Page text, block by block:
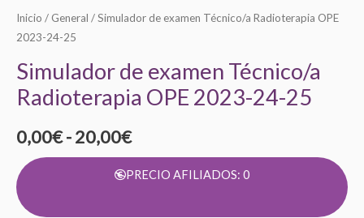
Inicio / General / Simulador de examen Técnico/a Radioterapia OPE
2023-24-25
Simulador de examen Técnico/a
Radioterapia OPE 2023-24-25
0,00€-20,00€
20,00€
PRECIO AFILIADOS: 0
cantidad